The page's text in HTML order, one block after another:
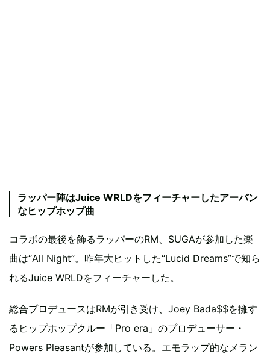
ラッパー陣はJuice WRLDをフィーチャーしたアーバン
なヒップホップ曲
コラボの最後を飾るラッパーのRM、SUGAが参加した楽
曲は“All Night”。昨年大ヒットした“Lucid Dreams”で知ら
れるJuice WRLDをフィーチャーした。
総合プロデュースはRMが引き受け、Joey Bada$$を擁す
るヒップホップクルー「Pro era」のプロデューサー・
Powers Pleasantが参加している。エモラップ的なメラン